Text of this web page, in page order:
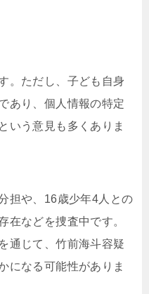
。ただし、子ども自身
あり、個人情報の特定
いう意見も多くありま
担や、16歳少年4人との
在などを捜査中です。
通じて、竹前海斗容疑
になる可能性がありま